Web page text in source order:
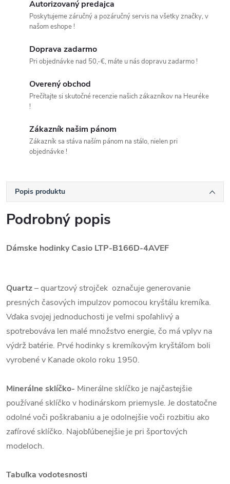
Autorizovaný predajca
Poskytujeme záručný a pozáručný servis na všetky značky, v
našom eshope !
Doprava zadarmo
Pri objednávke nad 50,-€, máte u nás dopravu zadarmo !
Overený obchod
Prečítajte si skutočné recenzie našich zákazníkov na Heuréke
!
Zákazník našim pánom
Zákazník sa stáva naším pánom na stálo, nielen pri
objednávke !
Popis produktu
Podrobný popis
Dámske hodinky Casio LTP-B166D-4AVEF
Quartz– quartzový strojček označuje generovanie
presných časových impulzov pomocou kryštálu kremíka.
Vďaka svojej jednoduchosti je veľmi spoľahlivý a
spotrebováva len malé množstvo energie, čo má vplyv na
výdrž batérie. Prvé hodinky s kremíkovým kryštáľom boli
vyrobené v Kanade okolo roku 1950.
Minerálne sklíčko- Minerálne sklíčko je najčastejšie
používané sklíčko v hodinárskom priemysle. Je dostatočne
odolné voči poškrabaniu a je odolnejšie voči rozbitiu ako
zafírové sklíčko. Najobľúbenejšie je pri športových
modeloch.
Tabuľka vodotesnosti